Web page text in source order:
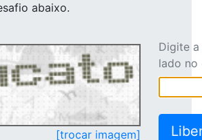
abaixo.
[trocar imagem]
Digite
lado no